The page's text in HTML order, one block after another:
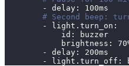
-
delay :
100ms
# Second beep:
-
light.turn_on :
id :
buzzer
brightness :
-
delay :
200ms
-
light.turn_off :